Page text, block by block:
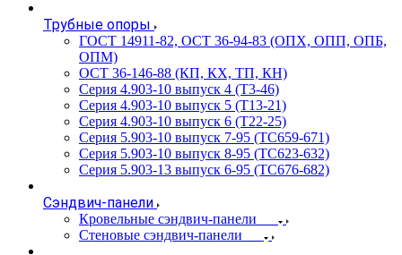
Трубные опоры
ГОСТ 14911-82, ОСТ 36-94-83 (ОПХ, ОПП, ОПБ,
ОПМ)
ОСТ 36-146-88 (КП, КХ, ТП, КН)
Серия 4.903-10 выпуск 4 (Т3-46)
Серия 4.903-10 выпуск 5 (Т13-21)
Серия 4.903-10 выпуск 6 (Т22-25)
Серия 5.903-10 выпуск 7-95 (ТС659-671)
Серия 5.903-10 выпуск 8-95 (ТС623-632)
Серия 5.903-13 выпуск 6-95 (ТС676-682)
Сэндвич-панели
Кровельные сэндвич-панели
Стеновые сэндвич-панели